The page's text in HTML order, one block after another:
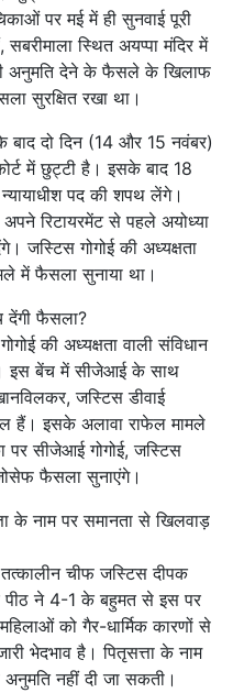
पर मई में ही सुनवाई पूरी
स्थित अयप्पा मंदिर में
अनुमति देने के फैसले के खिलाफ
सुरक्षित रखा था।
बाद दो दिन (14 और 15 नवंबर)
में छुट्टी है। इसके बाद 18
पद की शपथ लेंगे।
रिटायरमेंट से पहले अयोध्या
जस्टिस गोगोई की अध्यक्षता
में फैसला सुनाया था।
देंगी फैसला?
की अध्यक्षता वाली संविधान
इस बेंच में सीजेआई के साथ
जस्टिस डीवाई
हैं। इसके अलावा राफेल मामले
पर सीजेआई गोगोई, जस्टिस
फैसला सुनाएंगे।
के नाम पर समानता से खिलवाड़
चीफ जस्टिस दीपक
पीठ ने 4-1 के बहुमत से इस पर
को गैर-धार्मिक कारणों से
भेदभाव है। पितृसत्ता के नाम
नहीं दी जा सकती।